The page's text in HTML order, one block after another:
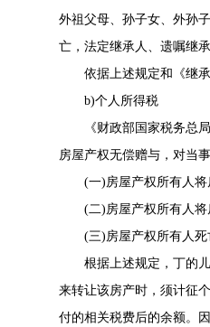
外祖父母、孙子女、外孙
亡，法定继承人、遗嘱继
依据上述规定和《继承
b)个人所得税
《财政部国家税务总局
房屋产权无偿赠与，对当
(一)房屋产权所有人将
(二)房屋产权所有人将
(三)房屋产权所有人死
根据上述规定，丁的儿
来转让该房产时，须计征
付的相关税费后的余额。